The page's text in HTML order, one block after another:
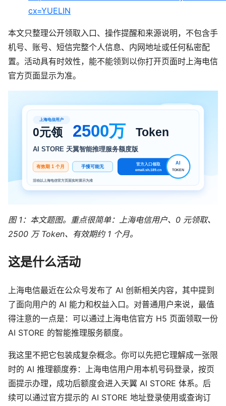
cx=YUELIN
本文只整理公开领取入口、操作提醒和来源说明，不包含手
机号、账号、短信完整个人信息、内网地址或任何私密配
置。活动具有时效性，能不能领到以你打开页面时上海电信
官方页面显示为准。
图 1：本文题图。重点很简单：上海电信用户、0 元领取、
2500 万 Token、有效期约 1 个月。
这是什么活动
上海电信最近在公众号发布了 AI 创新相关内容，其中提到
了面向用户的 AI 能力和权益入口。对普通用户来说，最值
得注意的一点是：可以通过上海电信官方 H5 页面领取一份
AI STORE 的智能推理服务额度。
我这里不把它包装成复杂概念。你可以先把它理解成一张限
时的 AI 推理额度券：上海电信用户用本机号码登录，按页
面提示办理，成功后额度会进入天翼 AI STORE 体系。后
续可以通过官方提示的 AI STORE 地址登录使用或查询订